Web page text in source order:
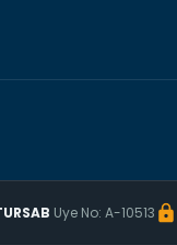
Uye No: A-10513